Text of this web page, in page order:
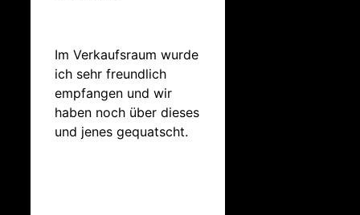
Im Verkaufsraum wurde
ich sehr freundlich
empfangen und wir
haben noch über dieses
und jenes gequatscht.